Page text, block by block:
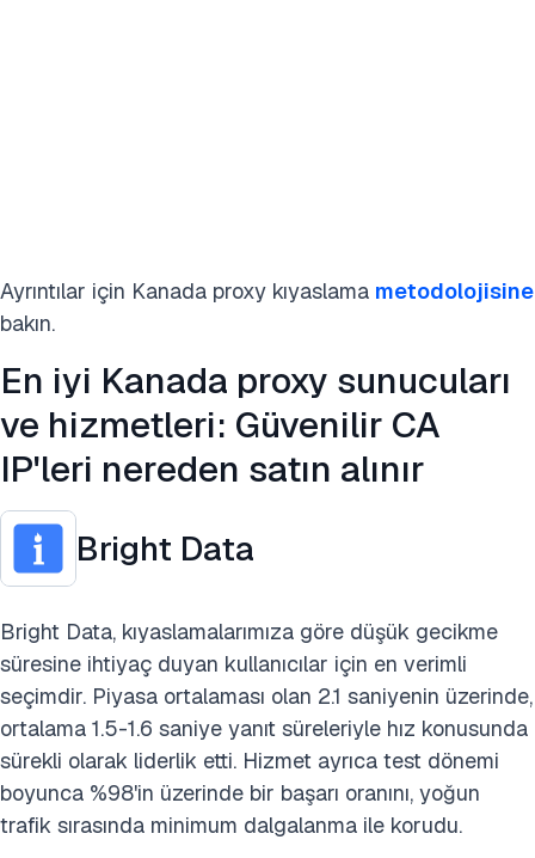
Ayrıntılar için Kanada proxy kıyaslama metodolojisine
bakın.
En iyi Kanada proxy sunucuları
ve hizmetleri: Güvenilir CA
IP'leri nereden satın alınır
Bright Data
Bright Data, kıyaslamalarımıza göre düşük gecikme
süresine ihtiyaç duyan kullanıcılar için en verimli
seçimdir. Piyasa ortalaması olan 2.1 saniyenin üzerinde,
ortalama 1.5-1.6 saniye yanıt süreleriyle hız konusunda
sürekli olarak liderlik etti. Hizmet ayrıca test dönemi
boyunca %98'in üzerinde bir başarı oranını, yoğun
trafik sırasında minimum dalgalanma ile korudu.